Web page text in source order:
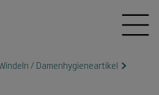
/ Damenhygieneartikel